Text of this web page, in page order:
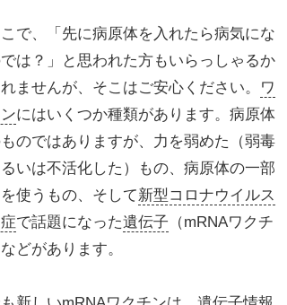
で、「先に病原体を入れたら病気にな
は？」と思われた方もいらっしゃるか
ませんが、そこはご安心ください。
ワ
にはいくつか種類があります。病原体
のではありますが、力を弱めた（弱毒
いは不活化した）もの、病原体の一部
使うもの、そして新型コロナウイルス
で話題になった遺伝子 （mRNAワクチ
どがあります。